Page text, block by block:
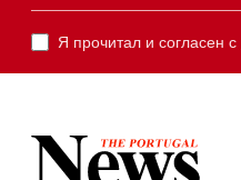
Я прочитал и согласен с